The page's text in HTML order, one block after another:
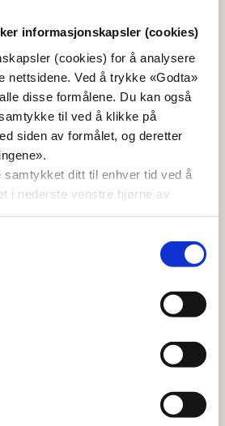
informasjonskapsler (cookies)
(cookies) for å analysere
nettsidene. Ved å trykke «Godta»
disse formålene. Du kan også
til ved å klikke på
siden av formålet, og deretter
samtykket ditt til enhver tid ved å
i nederste venstre hjørne av
Midtbø
ansvarlig